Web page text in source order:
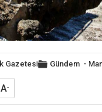
Gazetesi Gündem -
A-